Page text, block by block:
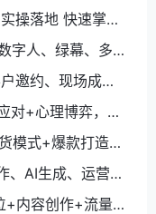
操落地 快速掌握
字人、绿幕、多种
邀约、现场成
对+心理博弈，单
模式+爆款打造，
、AI生成、运营变
+内容创作+流量获